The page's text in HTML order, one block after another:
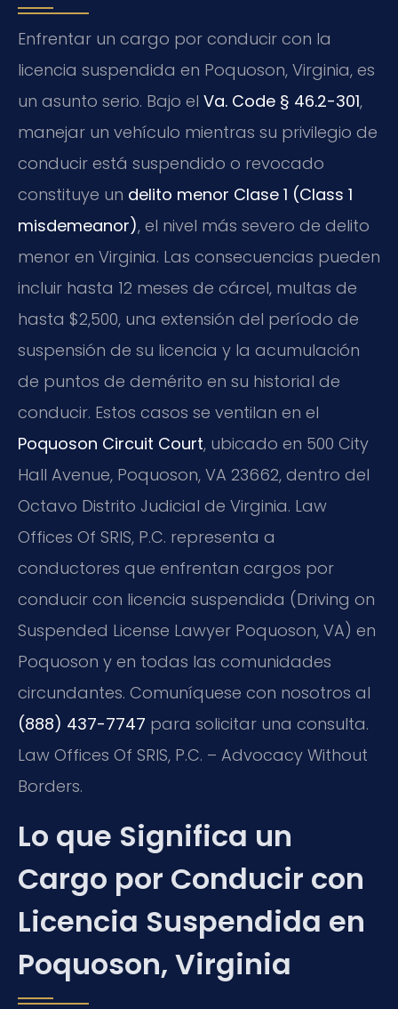
Enfrentar un cargo por conducir con la
licencia suspendida en Poquoson, Virginia, es
un asunto serio. Bajo el Va. Code § 46.2-301,
manejar un vehículo mientras su privilegio de
conducir está suspendido o revocado
constituye un delito menor Clase 1 (Class 1
misdemeanor), el nivel más severo de delito
menor en Virginia. Las consecuencias pueden
incluir hasta 12 meses de cárcel, multas de
hasta $2,500, una extensión del período de
suspensión de su licencia y la acumulación
de puntos de demérito en su historial de
conducir. Estos casos se ventilan en el
Poquoson Circuit Court, ubicado en 500 City
Hall Avenue, Poquoson, VA 23662, dentro del
Octavo Distrito Judicial de Virginia. Law
Offices Of SRIS, P.C. representa a
conductores que enfrentan cargos por
conducir con licencia suspendida (Driving on
Suspended License Lawyer Poquoson, VA) en
Poquoson y en todas las comunidades
circundantes. Comuníquese con nosotros al
(888) 437-7747 para solicitar una consulta.
Law Offices Of SRIS, P.C. – Advocacy Without
Borders.
Lo que Significa un
Cargo por Conducir con
Licencia Suspendida en
Poquoson, Virginia